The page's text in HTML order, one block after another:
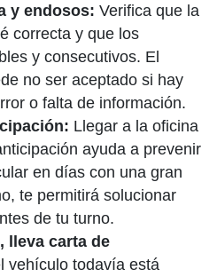
y endosos: Verifica que la
correcta y que los
y consecutivos. El
no ser aceptado si hay
o falta de información.
Llegar a la oficina
ayuda a prevenir
en días con una gran
te permitirá solucionar
de tu turno.
lleva carta de
vehículo todavía está